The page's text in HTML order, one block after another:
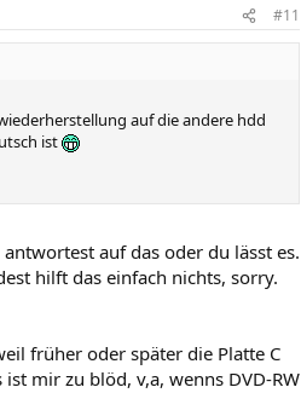
#11
auf die andere hdd
ist
auf das oder du lässt es.
hilft das einfach nichts, sorry.
früher oder später die Platte C
mir zu blöd, v,a, wenns DVD-RW